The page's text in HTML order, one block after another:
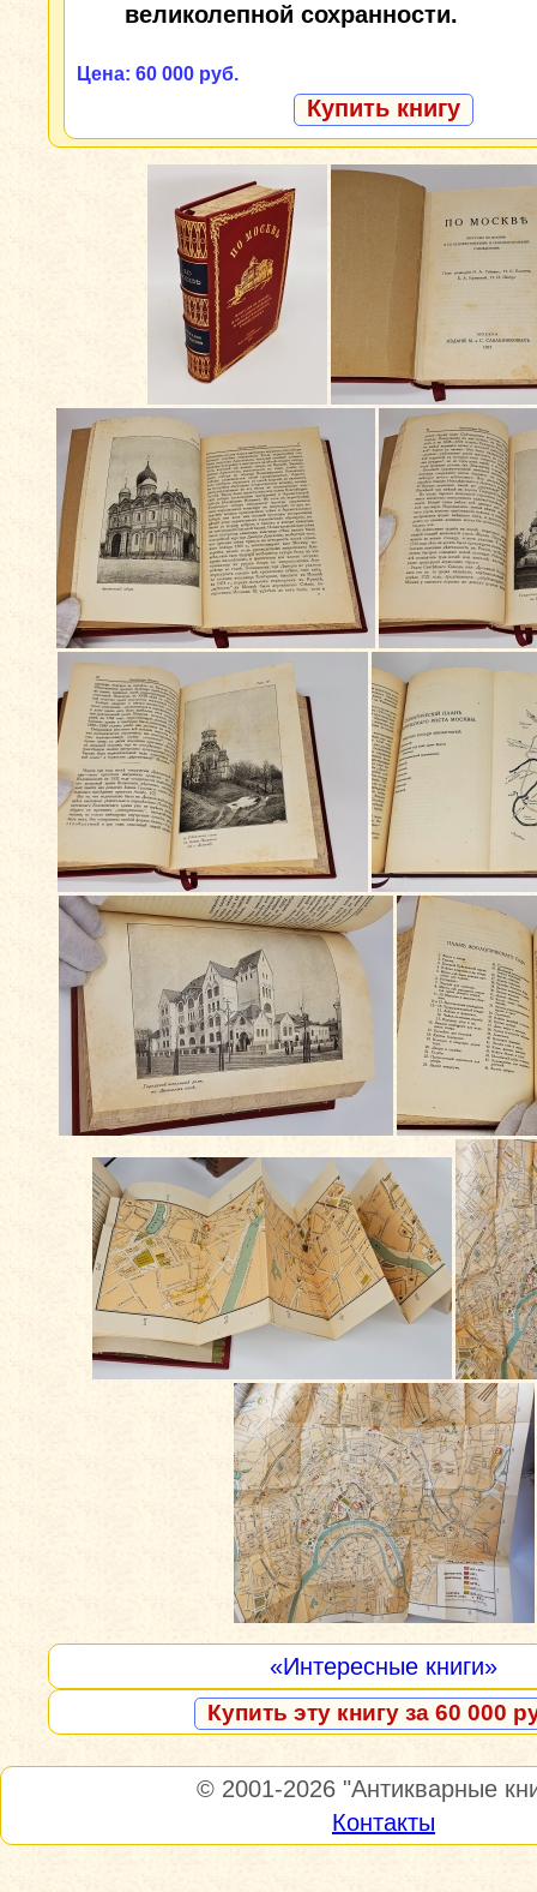
великолепной сохранности.
Цена: 60 000 руб.
Купить книгу
«Интересные книги»
Купить эту книгу за 60 000
© 2001-2026 "Антикварные
Контакты